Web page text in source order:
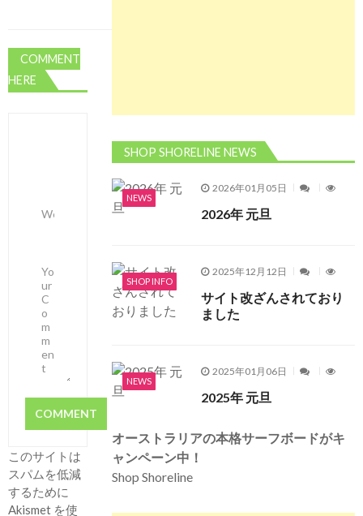
COMMENT
HERE
このサイトは
スパムを低減
するために
Akismet を使
SHOP SHORELINE NEWS
NEWS
2026年01月05日
2026年 元旦
SHOP INFO
2025年12月12日
サイト改ざんされており
ました
NEWS
2025年01月06日
2025年 元旦
オーストラリアの本格サーフボードがキ
ャンペーン中！
Shop Shoreline